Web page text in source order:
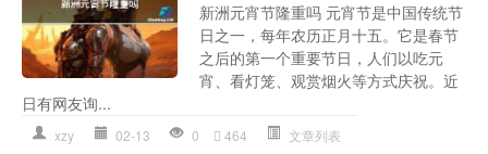
新洲元宵节隆重吗 元宵节是中国传统节
日之一，每年农历正月十五。它是春节
之后的第一个重要节日，人们以吃元
宵、看灯笼、观赏烟火等方式庆祝。近
日有网友询...
xzy 02-13 0 464 文章列表